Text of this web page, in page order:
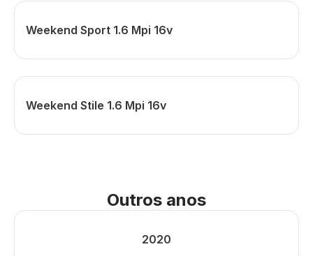
Weekend Sport 1.6 Mpi 16v
Weekend Stile 1.6 Mpi 16v
Outros anos
2020